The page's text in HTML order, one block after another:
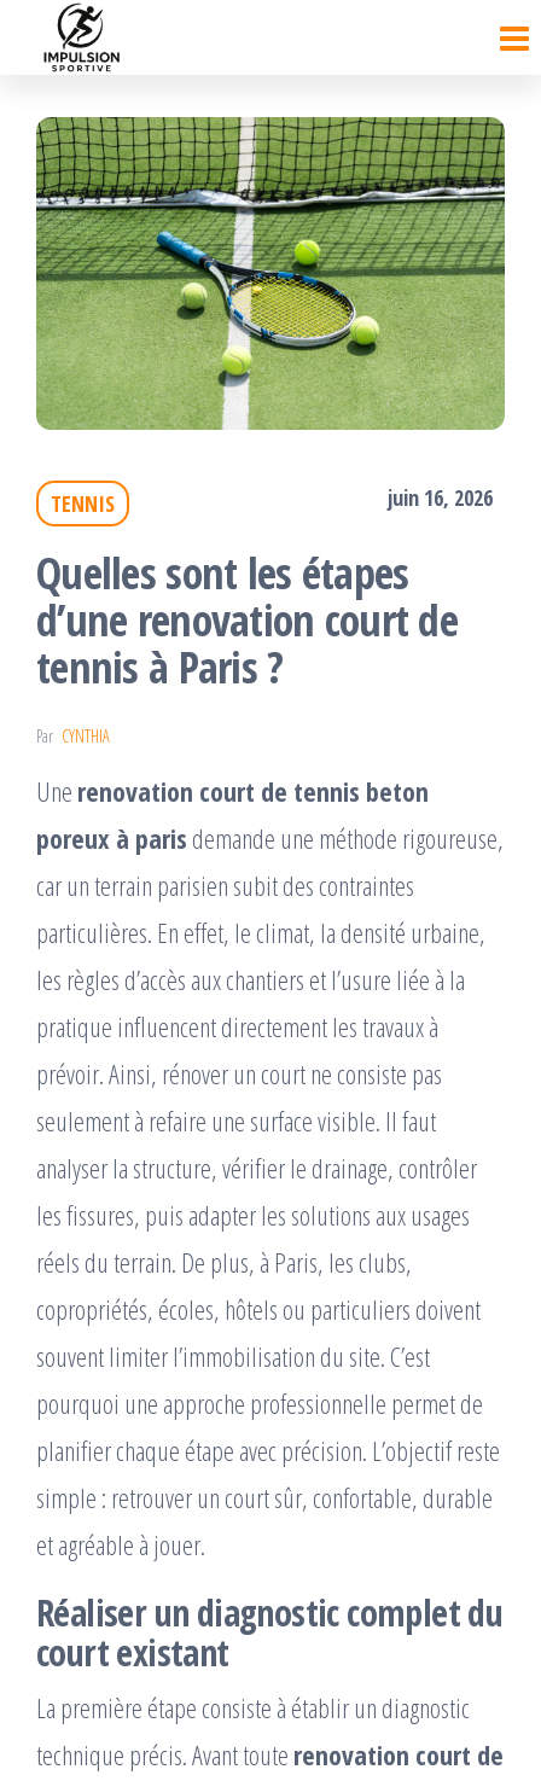
contenu
TENNIS juin 16, 2026
Quelles sont les étapes
d’une renovation court de
tennis à Paris ?
Par CYNTHIA
Une renovation court de tennis beton
poreux à paris demande une méthode rigoureuse,
car un terrain parisien subit des contraintes
particulières. En effet, le climat, la densité urbaine,
les règles d’accès aux chantiers et l’usure liée à la
pratique influencent directement les travaux à
prévoir. Ainsi, rénover un court ne consiste pas
seulement à refaire une surface visible. Il faut
analyser la structure, vérifier le drainage, contrôler
les fissures, puis adapter les solutions aux usages
réels du terrain. De plus, à Paris, les clubs,
copropriétés, écoles, hôtels ou particuliers doivent
souvent limiter l’immobilisation du site. C’est
pourquoi une approche professionnelle permet de
planifier chaque étape avec précision. L’objectif reste
simple : retrouver un court sûr, confortable, durable
et agréable à jouer.
Réaliser un diagnostic complet du
court existant
La première étape consiste à établir un diagnostic
technique précis. Avant toute renovation court de